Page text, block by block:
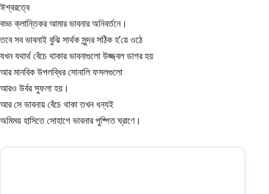
ঈশ্বরত্বে
বড্ড ক্লান্তিকর আমার ভাবনার অনিবর্তনে।
তবে সব ভাবনাই বুঝি সার্থক সুন্দর সঠিক হ’য়ে ওঠে
যখন যথার্থ বেঁচে থাকার ভাবনাগুলো উজ্জ্বল ডাগর হয়
আর মানবিক উপলব্ধির সোনালি ফসলগুলো
আরও উর্বর সুফলা হয়।
আর সে ভাবনায় বেঁচে থাকা তখন ধন্যই
অমিময় হাসিতে সোহাগে ভাবনার পুষ্পিত ঘ্রাণে।